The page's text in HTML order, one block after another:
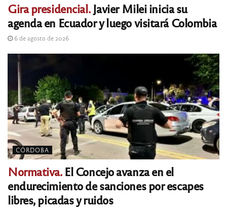
Gira presidencial.Javier Milei inicia su
agenda en Ecuador y luego visitará Colombia
6 de agosto de 2026
CÓRDOBA
Normativa.El Concejo avanza en el
endurecimiento de sanciones por escapes
libres, picadas y ruidos